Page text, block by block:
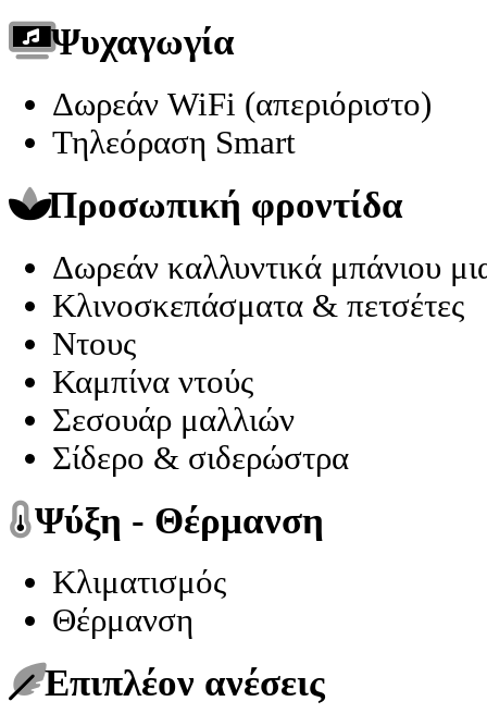
Ψυχαγωγία
Δωρεάν WiFi (απεριόριστο)
Τηλεόραση Smart
Προσωπική φροντίδα
Δωρεάν καλλυντικά μπάνιου
Κλινοσκεπάσματα & πετσέτες
Ντους
Καμπίνα ντούς
Σεσουάρ μαλλιών
Σίδερο & σιδερώστρα
Ψύξη - Θέρμανση
Κλιματισμός
Θέρμανση
Επιπλέον ανέσεις